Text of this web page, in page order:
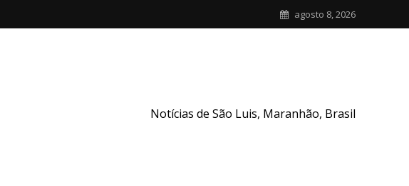
agosto 8, 2026
Notícias de São Luis, Maranhão, Brasil